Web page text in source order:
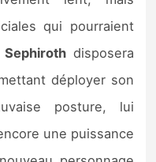
qui pourraient
Sephiroth disposera
déployer son
posture, lui
une puissance